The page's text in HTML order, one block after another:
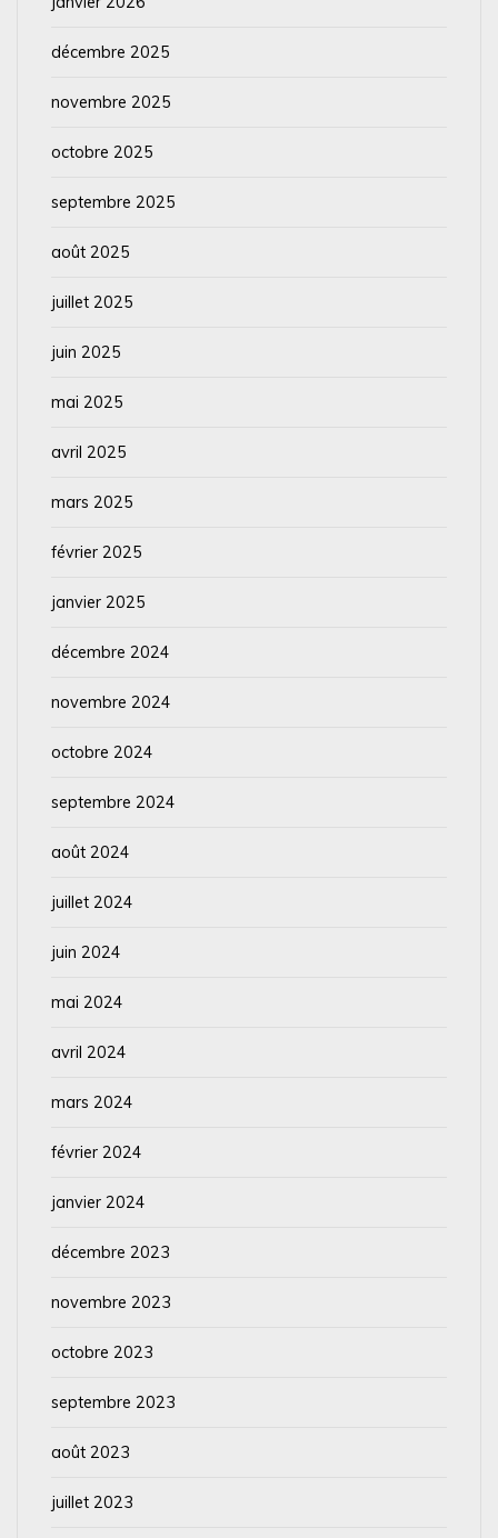
décembre 2025
novembre 2025
octobre 2025
septembre 2025
août 2025
juillet 2025
juin 2025
mai 2025
avril 2025
mars 2025
février 2025
janvier 2025
décembre 2024
novembre 2024
octobre 2024
septembre 2024
août 2024
juillet 2024
juin 2024
mai 2024
avril 2024
mars 2024
février 2024
janvier 2024
décembre 2023
novembre 2023
octobre 2023
septembre 2023
août 2023
juillet 2023